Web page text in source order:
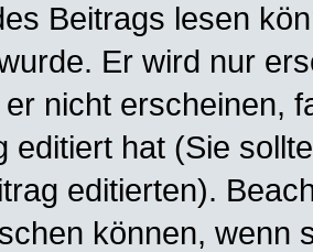
Beitrags lesen
Er wird nur
nicht erscheinen,
editiert hat (Sie
editierten).
können, wenn